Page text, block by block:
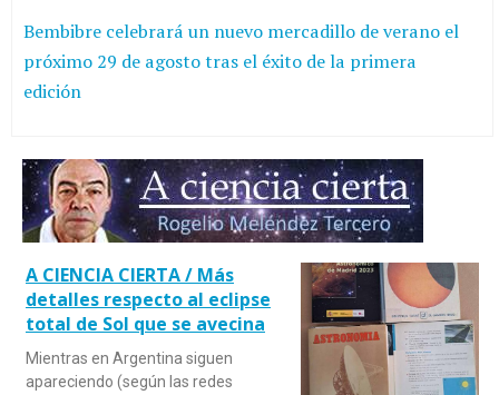
Bembibre celebrará un nuevo mercadillo de verano el
próximo 29 de agosto tras el éxito de la primera
edición
A CIENCIA CIERTA / Más
detalles respecto al eclipse
total de Sol que se avecina
Mientras en Argentina siguen
apareciendo (según las redes